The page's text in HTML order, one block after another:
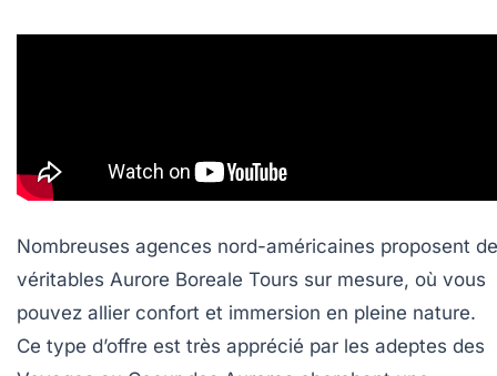
Nombreuses agences nord-américaines proposent de
véritables Aurore Boreale Tours sur mesure, où vous
pouvez allier confort et immersion en pleine nature.
Ce type d’offre est très apprécié par les adeptes des